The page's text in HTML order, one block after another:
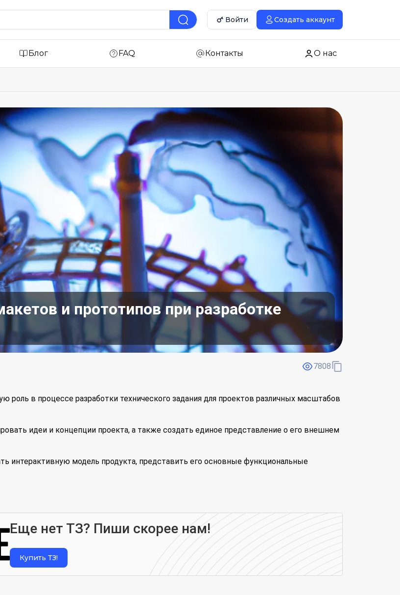
Войти Создать аккаунт
Блог FAQ Контакты О нас
и прототипов при разработке
7808
роль в процессе разработки технического задания для проектов различных масштабов
идеи и концепции проекта, а также создать единое представление о его внешнем
интерактивную модель продукта, представить его основные функциональные
Еще нет ТЗ? Пиши скорее нам!
Купить ТЗ!